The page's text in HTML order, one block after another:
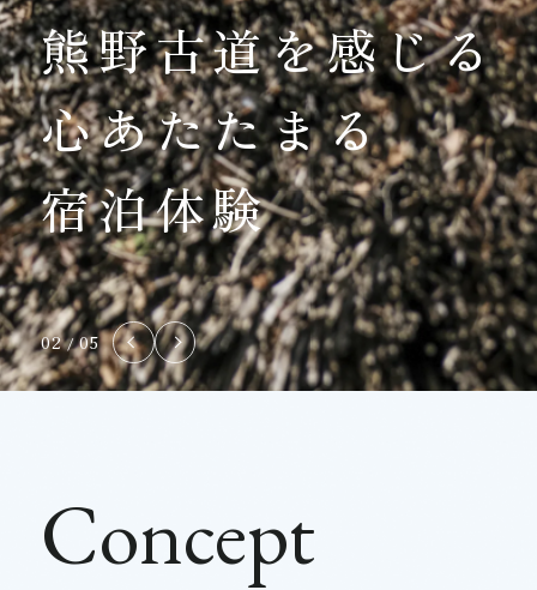
03/05
熊野古道を感じる
心あたたまる
宿泊体験
Concept